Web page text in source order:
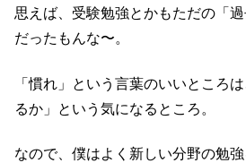
思えば、受験勉強とかもただの「過
だったもんな〜。
「慣れ」という言葉のいいところ
るか」という気になるところ。
なので、僕はよく新しい分野の勉